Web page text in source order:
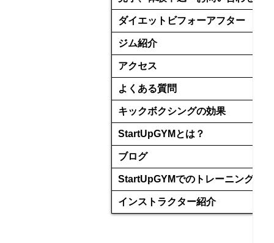
ダイエットビフォーアフター
ジム紹介
アクセス
よくある質問
キックボクシングの効果
StartUpGYMとは？
ブログ
StartUpGYMでのトレーニング
インストラクター紹介